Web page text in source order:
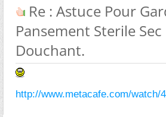
Re : Astuce Pour
Pansement Sterile Sec
Douchant.
http://www.metacafe.com/watch/